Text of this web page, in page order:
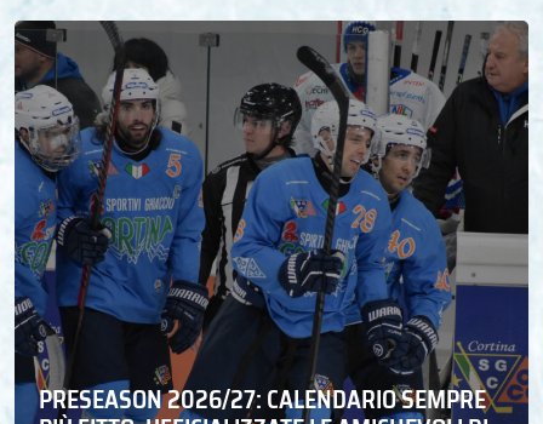
PRESEASON 2026/27: CALENDARIO SEMPRE